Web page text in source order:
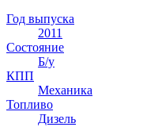
Год выпуска
2011
Состояние
Б/у
КПП
Механика
Топливо
Дизель